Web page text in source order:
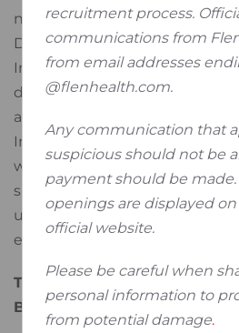
nicht möglich.
Der Nutzung von im Rahmen
Impressumspflicht
durch Dritte zur Übersendung
ausdrücklich angeforderter
Informationsmaterialien wird
widersprochen. Die Betreiber
sich ausdrücklich rechtliche
unverlangten Zusendung
etwa durch Spam-Mails, vor.
Technische Konzeption,
Beratung
recruitment process.
communications from
from email addresses
@flenhealth.com.
Any communication that
suspicious should not be
payment should be
openings are displayed on
official website.
Please be careful when
personal information to
from potential damage.